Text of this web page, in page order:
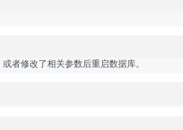
者修改了相关参数后重启数据库。